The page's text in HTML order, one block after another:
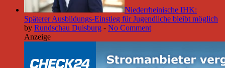
Niederrheinische IHK:
Späterer Ausbildungs-Einstieg für Jugendliche bleibt möglich
by Rundschau Duisburg - No Comment
Anzeige